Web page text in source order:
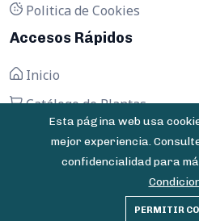
Politica de Cookies
Accesos Rápidos
Inicio
Catálogo de Plantas
Contactar
© 2025 Vivero Las Fresas -
Esta página web usa
mejor experiencia.
confidencialidad para
PERMITIR